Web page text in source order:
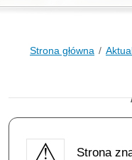
Strona główna
Strona